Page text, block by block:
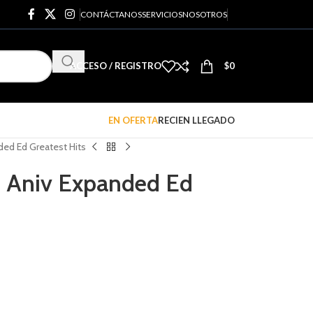
CONTÁCTANOSSERVICIOSNOSOTROS
ACCESO / REGISTRO $0
EN OFERTARECIEN LLEGADO
Ed Greatest Hits
Expanded Ed